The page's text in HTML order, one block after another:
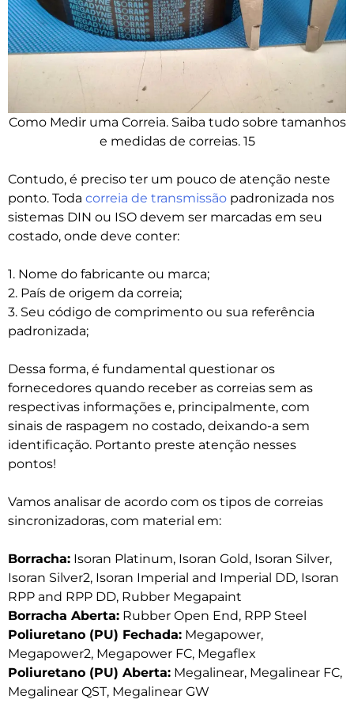
Como Medir uma Correia. Saiba tudo sobre tamanhos
e medidas de correias. 15
Contudo, é preciso ter um pouco de atenção neste
ponto. Toda correia de transmissão padronizada nos
sistemas DIN ou ISO devem ser marcadas em seu
costado, onde deve conter:
1. Nome do fabricante ou marca;
2. País de origem da correia;
3. Seu código de comprimento ou sua referência
padronizada;
Dessa forma, é fundamental questionar os
fornecedores quando receber as correias sem as
respectivas informações e, principalmente, com
sinais de raspagem no costado, deixando-a sem
identificação. Portanto preste atenção nesses
pontos!
Vamos analisar de acordo com os tipos de correias
sincronizadoras, com material em:
Borracha: Isoran Platinum, Isoran Gold, Isoran Silver,
Isoran Silver2, Isoran Imperial and Imperial DD, Isoran
RPP and RPP DD, Rubber Megapaint
Borracha Aberta: Rubber Open End, RPP Steel
Poliuretano (PU) Fechada: Megapower,
Megapower2, Megapower FC, Megaflex
Poliuretano (PU) Aberta: Megalinear, Megalinear FC,
Megalinear QST, Megalinear GW